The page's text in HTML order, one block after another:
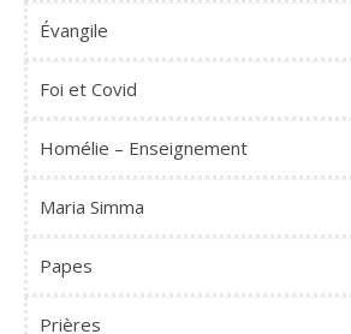
Évangile
Foi et Covid
Homélie – Enseignement
Maria Simma
Papes
Prières